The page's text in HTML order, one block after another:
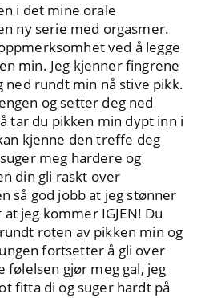
i det mine orale
ny serie med orgasmer.
ved å legge
min. Jeg kjenner fingrene
ned rundt min nå stive pikk.
og setter deg ned
tar du pikken min dypt inn i
kjenne den treffe deg
meg hardere og
din gli raskt over
så god jobb at jeg stønner
jeg kommer IGJEN! Du
roten av pikken min og
fortsetter å gli over
følelsen gjør meg gal, jeg
fitta di og suger hardt på